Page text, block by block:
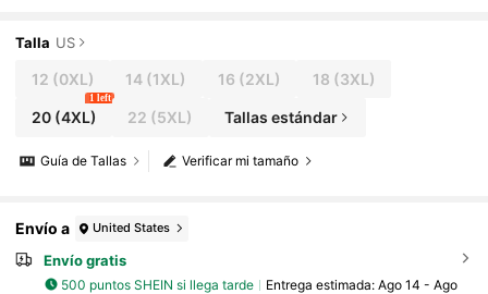
estido formal, vestido de noche, vestido largo
Talla US
12 (0XL) 14 (1XL) 16 (2XL) 18 (3XL)
20(4XL)
1 left
22 (5XL) Tallas estándar
Verificar mi tamaño
Guía de Tallas
Envío a United States
Envío gratis
500 puntos SHEIN si llega tarde Entrega estimada: Ago 14 - Ago